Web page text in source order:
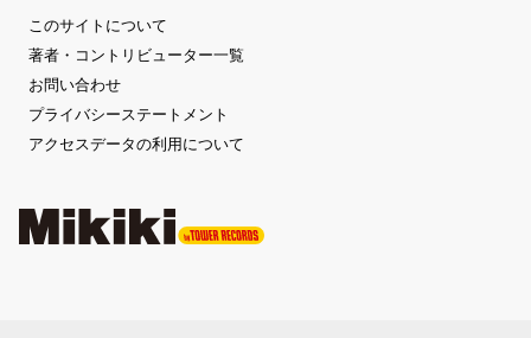
このサイトについて
著者・コントリビューター一覧
お問い合わせ
プライバシーステートメント
アクセスデータの利用について